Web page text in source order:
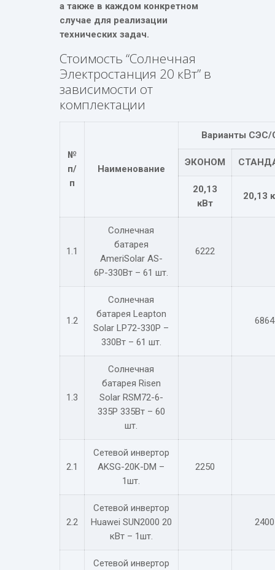
а также в каждом конкретном
случае для реализации
технических задач.
Стоимость “Солнечная
Электростанция 20 кВт” в
зависимости от
комплектации
№
п/
п
Наименование
Варианты СЭС/
ЭКОНОМ
20,13
кВт
20,13
1.1
Солнечная
батарея
AmeriSolar AS-
6Р-330Вт – 61 шт.
6222
1.2
Солнечная
батарея Leapton
Solar LP72-330P –
330Вт – 61 шт.
6864
1.3
Солнечная
батарея Risen
Solar RSM72-6-
335P 335Вт – 60
шт.
2.1
Сетевой инвертор
AKSG-20K-DM –
1шт.
2250
2.2
Сетевой инвертор
Huawei SUN2000 20
кВт – 1шт.
2400
Сетевой инвертор